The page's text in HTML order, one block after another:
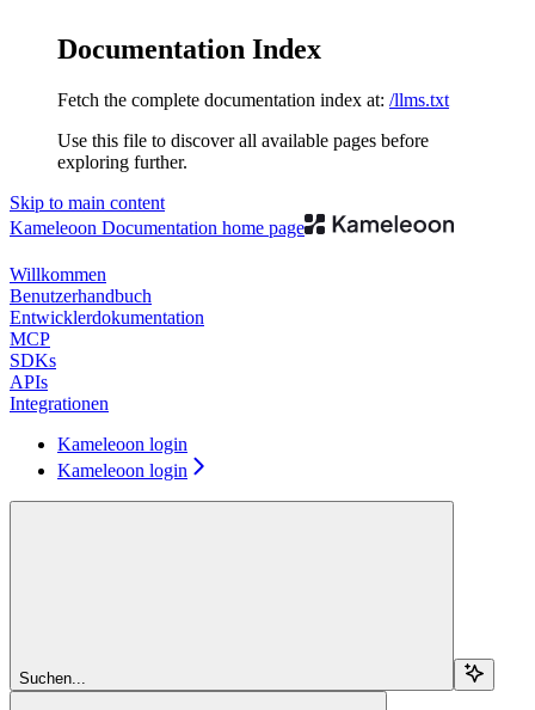
Documentation Index
Fetch the complete documentation index at: /llms.txt
Use this file to discover all available pages before
exploring further.
Skip to main content
Kameleoon Documentation home page
Willkommen
Benutzerhandbuch
Entwicklerdokumentation
MCP
SDKs
APIs
Integrationen
Kameleoon login
Kameleoon login
Suchen...